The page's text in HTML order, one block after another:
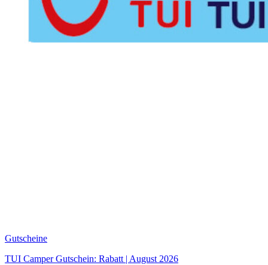
Gutscheine
TUI Camper Gutschein: Rabatt | August 2026